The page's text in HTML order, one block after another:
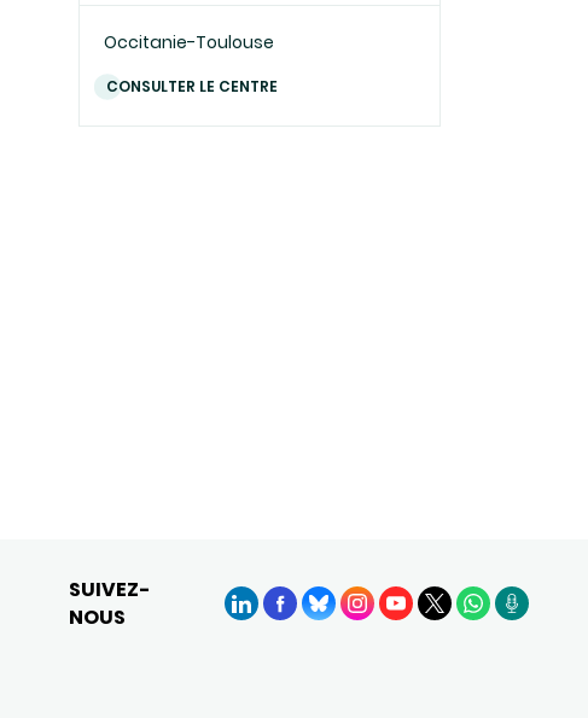
Occitanie-Toulouse
CONSULTER LE CENTRE
SUIVEZ-
NOUS
LinkedInFacebook
BlueSkyInstagram
YouTube
X WhatsApp
Podcasts